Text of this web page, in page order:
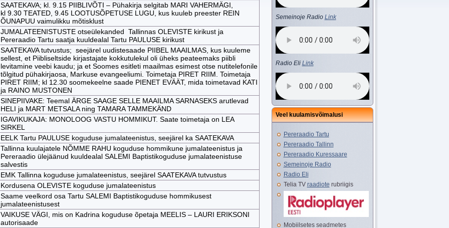
SAATEKAVA; kl. 9.15 PIIBLIVÕTI – Pühakirja selgitab MARI VAHERMÄGI,
kl 9.30 TEATED, 9.45 LOOTUSÕPETUSE LUGU, kus kuuleb preester REIN
ÕUNAPUU vaimulikku mõtisklust
JUMALATEENISTUSTE otseülekanded Tallinnas OLEVISTE kirikust ja
Pereraadio Tartu saatja kuuldealal Tartu PAULUSE kirikust
SAATEKAVA tutvustus; seejärel uudistesaade PIIBEL MAAILMAS, kus kuuleme
sellest, et Piibliseltside kirjastajate kokkutulekul oli üheks peateemaks piibli
levitamine veebi kaudu; ja et Soomes esitleti maailmas esimest otse nutitelefonile
tõlgitud pühakirjaosa, Markuse evangeeliumi. Toimetaja PIRET RIIM. Toimetaja
PIRET RIIM; kl 12.30 soomekeelne saade PIENET EVÄÄT, mida toimetavad KATI
ja RAINO MUSTONEN
SINEPIIVAKE: Teemal ÄRGE SAAGE SELLE MAAILMA SARNASEKS arutlevad
HELI ja MART METSALA ning TAMARA TAMMEKÄND
IGAVIKUKAJA: MONOLOOG VASTU HOMMIKUT. Saate toimetaja on LEA
SIRKEL
EELK Tartu PAULUSE koguduse jumalateenistus, seejärel ka SAATEKAVA
Tallinna kuulajatele NÕMME RAHU koguduse hommikune jumalateenistus ja
Pereraadio ülejäänud kuuldealal SALEMI Baptistikoguduse jumalateenistuse
salvestis
EMK Tallinna koguduse jumalateenistus, seejärel SAATEKAVA tutvustus
Kordusena OLEVISTE koguduse jumalateenistus
Saame veelkord osa Tartu SALEMI Baptistikoguduse hommikusest
jumalateenistusest
VAIKUSE VÄGI, mis on Kadrina koguduse õpetaja MEELIS – LAURI ERIKSONI
autorisaade
Semeinoje Radio Link
Radio Eli Link
Veel kuulamisvõimalusi
Pereraadio Tartu
Pereraadio Tallinn
Pereraadio Kuressaare
Semeinoje Radio
Radio Eli
Telia TV raadiote rubriigis
Mobiilsetes seadmetes